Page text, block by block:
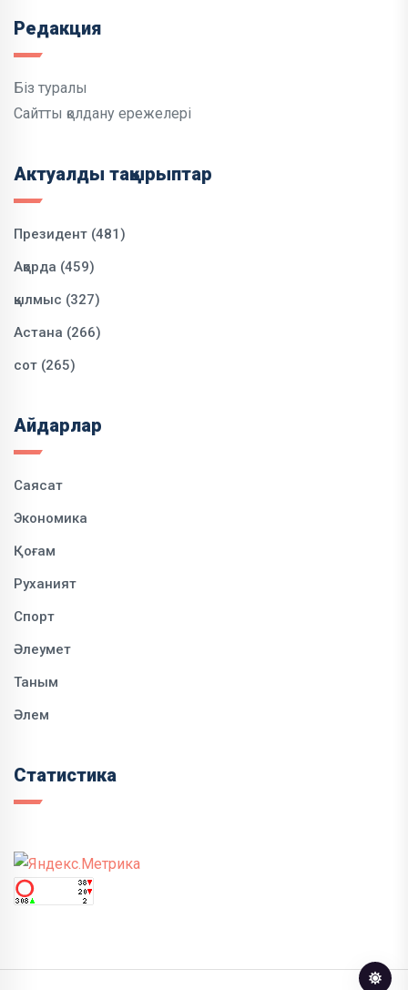
Редакция
Біз туралы
Сайтты қолдану ережелері
Актуалды тақырыптар
Президент (481)
Ақорда (459)
қылмыс (327)
Астана (266)
сот (265)
Айдарлар
Саясат
Экономика
Қоғам
Руханият
Спорт
Әлеумет
Таным
Әлем
Статистика